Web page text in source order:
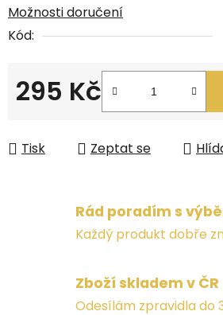
Možnosti doručení
Kód:
295 Kč
Tisk Zeptat se
Rád poradím s
Každý produkt dobře
Zboží skladem v ČR
Odesílám zpravidla do